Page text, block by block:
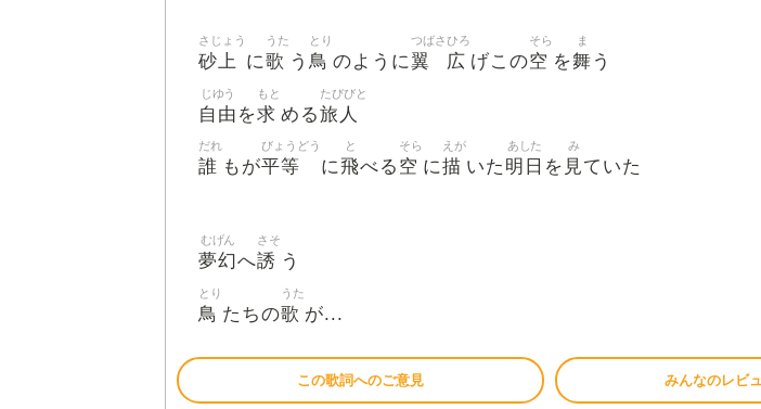
砂上
さじょう
に歌
うた
う 鳥
とり
のように翼
つばさ
広
ひろ
げこの空
そら
を舞
ま
う
自由
じゆう
を求
もと
める旅人
たびびと
誰
だれ
もが平等
びょうどう
に飛
と
べる 空
そら
に描
えが
いた 明日
あした
を 見
み
ていた
夢幻
むげん
へ誘
さそ
う
鳥
とり
たちの歌
うた
が...
この歌詞へのご意見 みんなのレビュ